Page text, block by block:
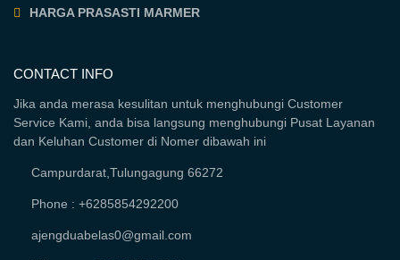
HARGA PRASASTI MARMER
CONTACT INFO
Jika anda merasa kesulitan untuk menghubungi Customer
Service Kami, anda bisa langsung menghubungi Pusat Layanan
dan Keluhan Customer di Nomer dibawah ini
Campurdarat,Tulungagung 66272
Phone : +6285854292200
ajengduabelas0@gmail.com